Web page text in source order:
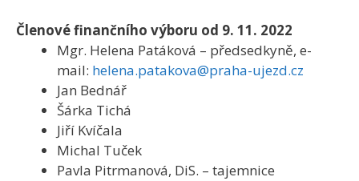
Členové finančního výboru od 9. 11. 2022
Mgr. Helena Patáková – předsedkyně, e-
mail: helena.patakova@praha-ujezd.cz
Jan Bednář
Šárka Tichá
Jiří Kvíčala
Michal Tuček
Pavla Pitrmanová, DiS. – tajemnice